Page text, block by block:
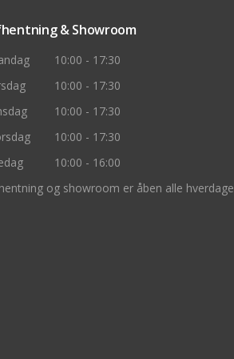
& Showroom
10:00 - 17:30
10:00 - 17:30
10:00 - 17:30
10:00 - 17:30
10:00 - 16:00
og showroom er åben alle hverdage